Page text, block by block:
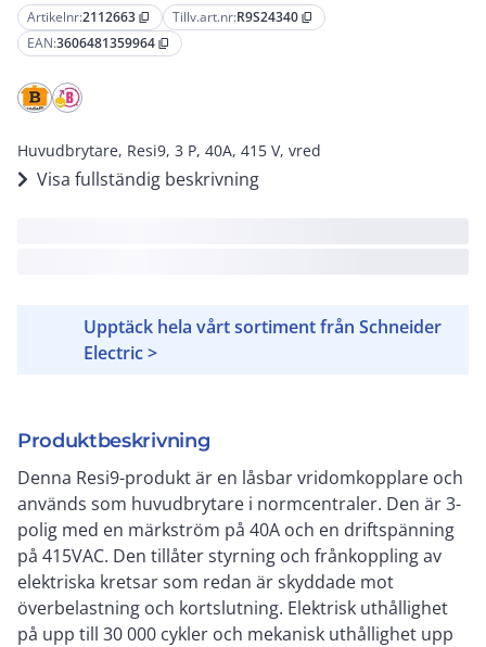
Artikelnr:2112663 content_copy Tillv.art.nr:R9S24340 content_copy
EAN:3606481359964 content_copy
Huvudbrytare, Resi9, 3 P, 40A, 415 V, vred
Visa fullständig beskrivning
Upptäck hela vårt sortiment från Schneider
Electric >
Produktbeskrivning
Denna Resi9-produkt är en låsbar vridomkopplare och
används som huvudbrytare i normcentraler. Den är 3-
polig med en märkström på 40A och en driftspänning
på 415VAC. Den tillåter styrning och frånkoppling av
elektriska kretsar som redan är skyddade mot
överbelastning och kortslutning. Elektrisk uthållighet
på upp till 30 000 cykler och mekanisk uthållighet upp